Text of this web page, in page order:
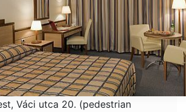
Váci utca 20. (pedestrian